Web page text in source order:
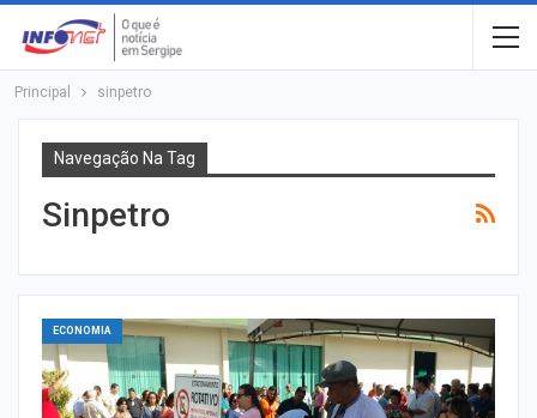
Principal sinpetro
Navegação Na Tag
Sinpetro
ECONOMIA